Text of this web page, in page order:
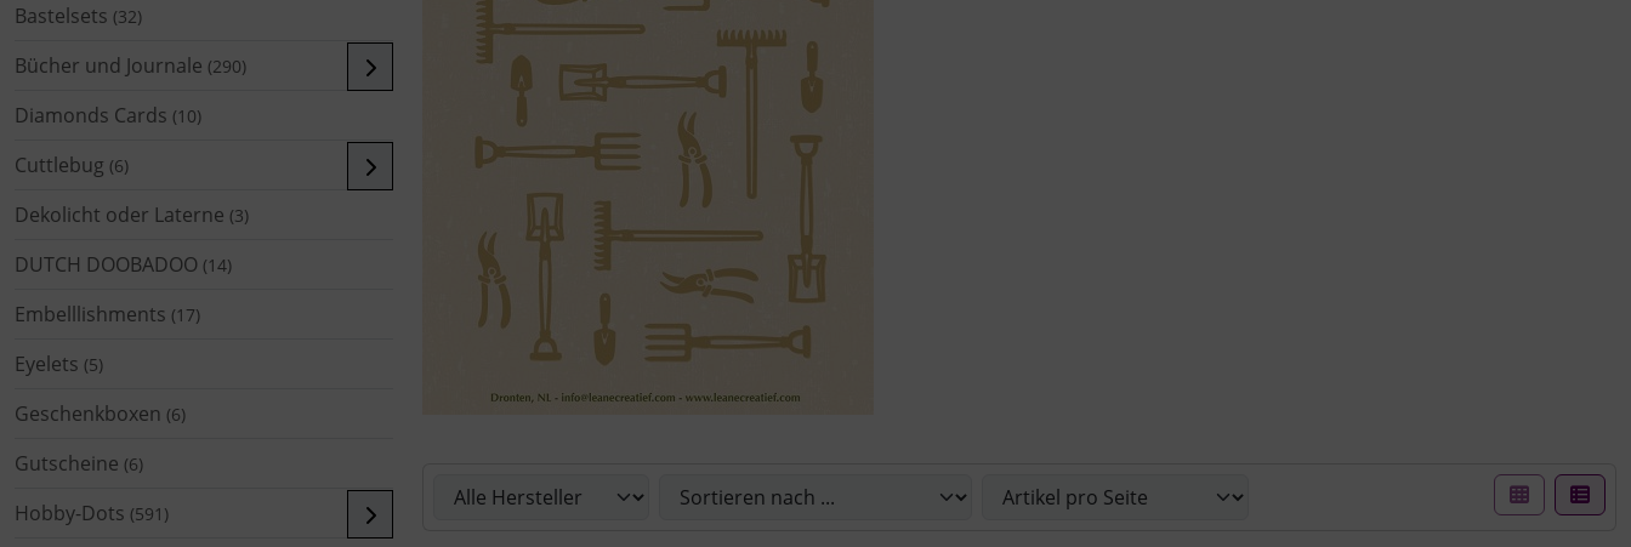
Bastelsets (32)
Bücher und Journale (290)
Diamonds Cards (10)
Cuttlebug (6)
Dekolicht oder Laterne (3)
DUTCH DOOBADOO (14)
Embelllishments (17)
Eyelets (5)
Geschenkboxen (6)
Gutscheine (6)
Hobby-Dots (591)